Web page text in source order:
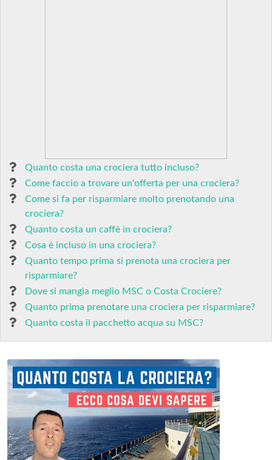
Quanto costa una crociera tutto incluso?
Come faccio a trovare un'offerta per una crociera?
Come si fa per risparmiare molto prenotando una
crociera?
Quanto costa un caffè in crociera?
Cosa è incluso in una crociera?
Quanto tempo prima si prenota una crociera per
risparmiare?
Dove si mangia meglio MSC o Costa Crociere?
Quanto prima prenotare una crociera per risparmiare?
Quanto costa il pacchetto acqua su MSC?